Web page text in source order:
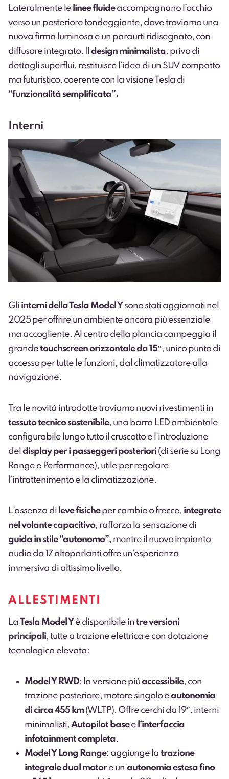
Lateralmente le linee fluideaccompagnano l’occhio
verso un posteriore tondeggiante, dove troviamo una
nuova firma luminosa e un paraurti ridisegnato, con
diffusore integrato. Il design minimalista, privo di
dettagli superflui, restituisce l’idea di un SUV compatto
ma futuristico, coerente con la visione Tesla di
“funzionalità semplificata”.
Interni
Gli interni della Tesla Model Y sono stati aggiornati nel
2025 per offrire un ambiente ancora più essenziale
ma accogliente. Al centro della plancia campeggia il
grandetouchscreen orizzontale da 15″, unico punto di
accesso per tutte le funzioni, dal climatizzatore alla
navigazione.
Tra le novità introdotte troviamo nuovi rivestimenti in
tessuto tecnico sostenibile, una barra LED ambientale
configurabile lungo tutto il cruscotto e l’introduzione
del display per i passeggeri posteriori (di serie su Long
Range e Performance), utile per regolare
l’intrattenimento e la climatizzazione.
L’assenza di leve fisicheper cambio o frecce, integrate
nel volante capacitivo, rafforza la sensazione di
guida in stile “autonomo”, mentre il nuovo impianto
audio da 17 altoparlanti offre un’esperienza
immersiva di altissimo livello.
ALLESTIMENTI
La Tesla Model Y è disponibile in tre versioni
principali, tutte a trazione elettrica e con dotazione
tecnologica elevata:
Model Y RWD: la versione piùaccessibile, con
trazione posteriore, motore singolo eautonomia
di circa455 km(WLTP). Offre cerchi da 19″, interni
minimalisti, Autopilot basee l’interfaccia
infotainment completa.
Model Y Long Range: aggiunge la trazione
integrale dual motore un’autonomia estesa fino